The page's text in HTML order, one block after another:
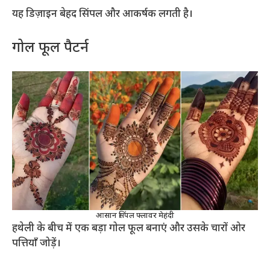
यह डिज़ाइन बेहद सिंपल और आकर्षक लगती है।
गोल फूल पैटर्न
आसान सिंपल फ्लावर मेहंदी
हथेली के बीच में एक बड़ा गोल फूल बनाएं और उसके चारों ओर
पत्तियाँ जोड़ें।